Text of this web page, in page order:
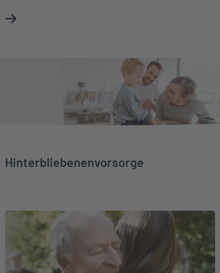
Mehr über Unfallversicherung erfahren
Hinterbliebenenvorsorge
Weiter zu Sterbegeldversicherung